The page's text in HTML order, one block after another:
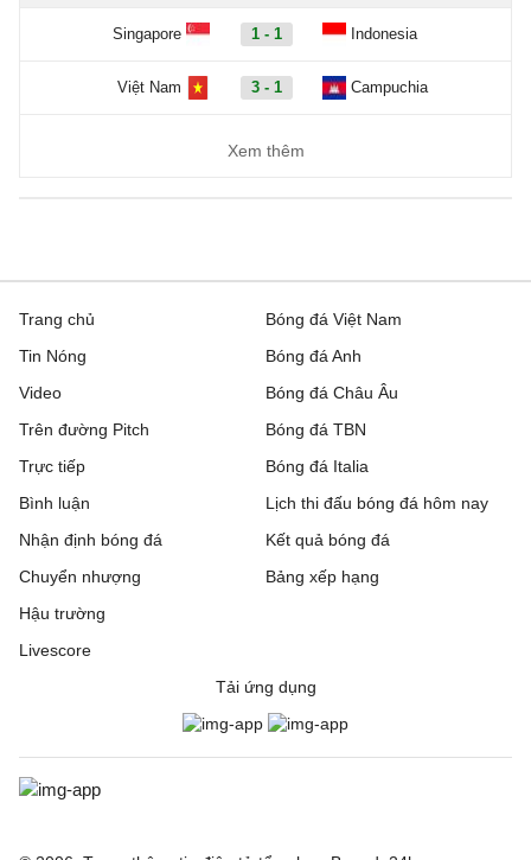
Singapore 1 - 1 Indonesia
Việt Nam 3 - 1 Campuchia
Xem thêm
Trang chủ
Tin Nóng
Video
Trên đường Pitch
Trực tiếp
Bóng đá Việt Nam
Bóng đá Anh
Bóng đá Châu Âu
Bóng đá TBN
Bóng đá Italia
Bình luận
Nhận định bóng đá
Chuyển nhượng
Hậu trường
Livescore
Lịch thi đấu bóng đá hôm nay
Kết quả bóng đá
Bảng xếp hạng
Tải ứng dụng